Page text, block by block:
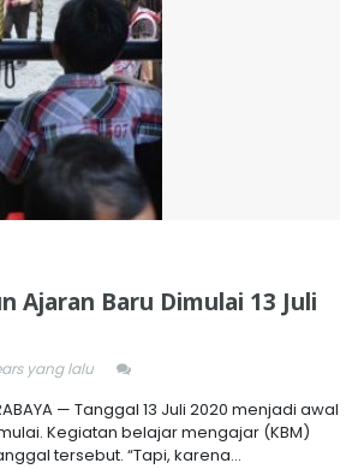
Ajaran Baru Dimulai 13 Juli
yang lalu
— Tanggal 13 Juli 2020 menjadi awal
Kegiatan belajar mengajar (KBM)
tersebut. “Tapi, karena...